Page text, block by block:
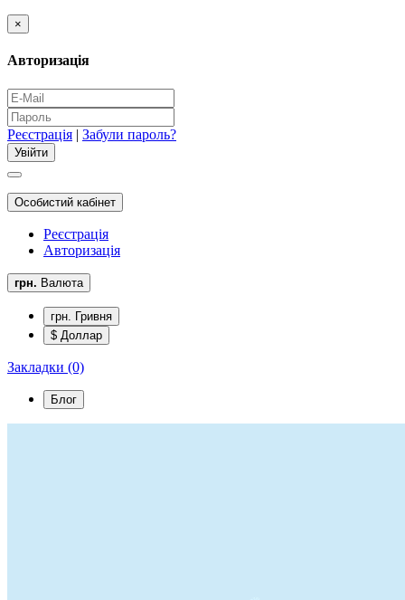
×
Авторизація
Реєстрація | Забули пароль?
Особистий кабінет
Реєстрація
Авторизація
грн. Валюта
грн. Гривня
$ Доллар
Закладки (0)
Блог